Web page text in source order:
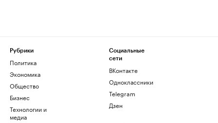
Рубрики
Политика
Экономика
Общество
Бизнес
Технологии и
медиа
Социальные
сети
ВКонтакте
Одноклассники
Telegram
Дзен